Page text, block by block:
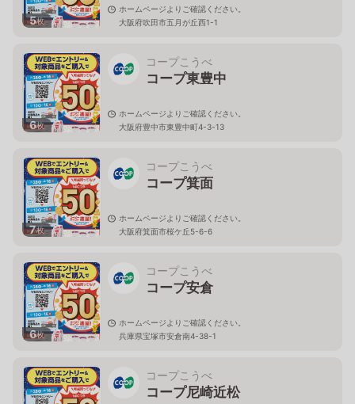
5枚
ホームページよりご確認ください。
大阪府吹田市五月が丘西1-1
6枚
コープこうべ
コープ東豊中
ホームページよりご確認ください。
大阪府豊中市東豊中町4-3-13
7枚
コープこうべ
コープ箕面
ホームページよりご確認ください。
大阪府箕面市桜ケ丘5-6-6
6枚
コープこうべ
コープ安倉
ホームページよりご確認ください。
兵庫県宝塚市安倉南4-38-1
コープこうべ
コープ尼崎近松